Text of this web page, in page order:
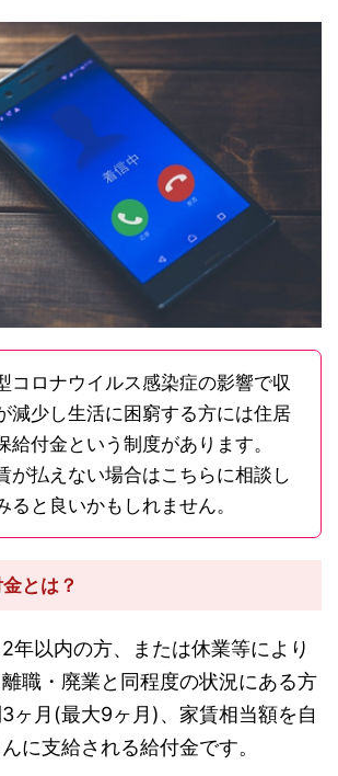
コロナウイルス感染症の影響で収
減少し生活に困窮する方には住居
給付金という制度があります。
が払えない場合はこちらに相談し
ると良いかもしれません。
とは？
年以内の方、または休業等により
職・廃業と同程度の状況にある方
ヶ月(最大9ヶ月)、家賃相当額を自
に支給される給付金です。